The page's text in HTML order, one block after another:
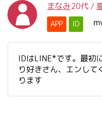
まなみ20代 /
APP ID
IDはLINE*です。最初
り好きさん、エンし
ります